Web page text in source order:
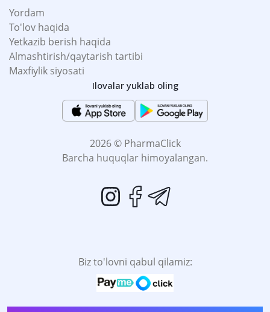
Yordam
To'lov haqida
Yetkazib berish haqida
Almashtirish/qaytarish tartibi
Maxfiylik siyosati
Ilovalar yuklab oling
2026 © PharmaClick
Barcha huquqlar himoyalangan.
Biz to'lovni qabul qilamiz: